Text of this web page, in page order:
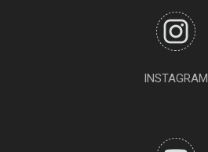
INSTAGRAM